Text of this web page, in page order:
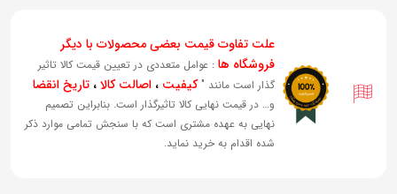
علت تفاوت قیمت بعضی محصولات با دیگر
فروشگاه ها : عوامل متعددی در تعیین قیمت کالا تاثیر
گذار است مانند "کیفیت ، اصالت کالا، تاریخ انقضا
و… در قیمت نهایی کالا تاثیرگذار است. بنابراین تصمیم
نهایی به عهده مشتری است که با سنجش تمامی موارد ذکر
شده اقدام به خرید نماید.